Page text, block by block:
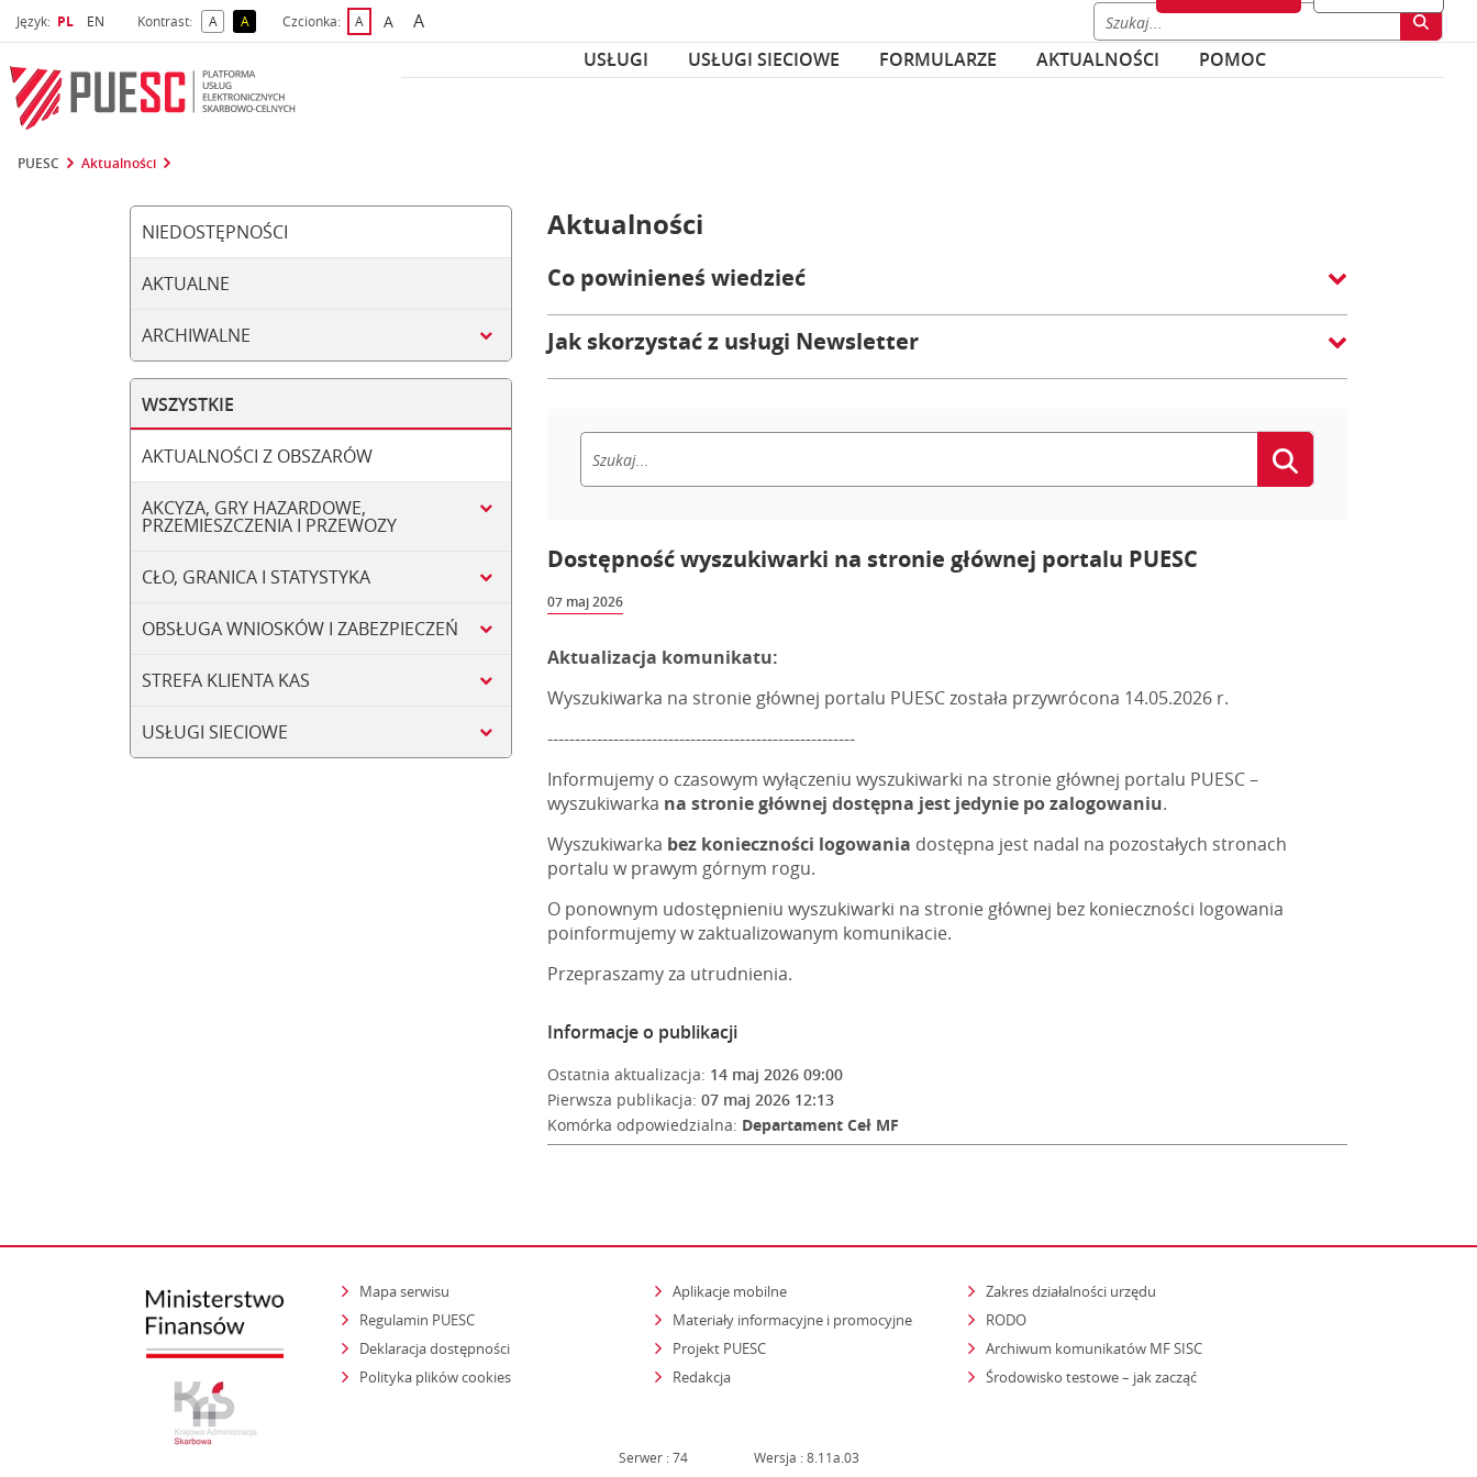
Język: Wybrany język
PL Wybierz język
EN Kontrast: Akontrast domyślny
Akontrast żółty tekst na czarnym tle
Czcionka: Adomyślna czcionka
Awiększa czcionka
Anajwiększa czcionka
USŁUGI
USŁUGI SIECIOWE FORMULARZE AKTUALNOŚCI POMOC
PUESC Aktualności
NIEDOSTĘPNOŚCI
AKTUALNE
ARCHIWALNE
WSZYSTKIE
AKTUALNOŚCI Z OBSZARÓW
AKCYZA, GRY HAZARDOWE,
PRZEMIESZCZENIA I PRZEWOZY
CŁO, GRANICA I STATYSTYKA
OBSŁUGA WNIOSKÓW I ZABEZPIECZEŃ
STREFA KLIENTA KAS
USŁUGI SIECIOWE
Aktualności
Co powinieneś wiedzieć
Jak skorzystać z usługi Newsletter
Dostępność wyszukiwarki na stronie głównej portalu PUESC
07 maj 2026
Aktualizacja komunikatu:
Wyszukiwarka na stronie głównej portalu PUESC została przywrócona 14.05.2026 r.
--------------------------------------------------------
Informujemy o czasowym wyłączeniu wyszukiwarki na stronie głównej portalu PUESC –
wyszukiwarka na stronie głównej dostępna jest jedynie po zalogowaniu.
Wyszukiwarka bez konieczności logowania dostępna jest nadal na pozostałych stronach
portalu w prawym górnym rogu.
O ponownym udostępnieniu wyszukiwarki na stronie głównej bez konieczności logowania
poinformujemy w zaktualizowanym komunikacie.
Przepraszamy za utrudnienia.
Informacje o publikacji
Ostatnia aktualizacja: 14 maj 2026 09:00
Pierwsza publikacja: 07 maj 2026 12:13
Komórka odpowiedzialna: Departament Ceł MF
Mapa serwisu
Regulamin PUESC
Deklaracja dostępności
Polityka plików cookies
Aplikacje mobilne
Materiały informacyjne i promocyjne
Projekt PUESC
Redakcja
Zakres działalności urzędu
RODO
Archiwum komunikatów MF SISC
Środowisko testowe – jak zacząćstrona otwiera się w nowym oknie
Serwer : 74 Wersja : 8.11a.03